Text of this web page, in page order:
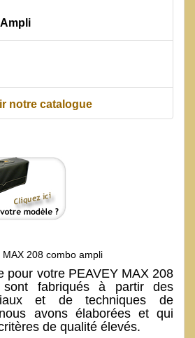
notre catalogue
MAX 208 combo ampli
pour votre PEAVEY MAX 208
fabriqués à partir des
et de techniques de
avons élaborées et qui
de qualité élevés.